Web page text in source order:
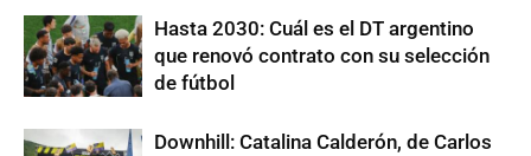
Hasta 2030: Cuál es el DT argentino
que renovó contrato con su selección
de fútbol
Downhill: Catalina Calderón, de Carlos